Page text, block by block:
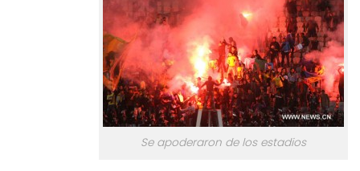
Se apoderaron de los estadios